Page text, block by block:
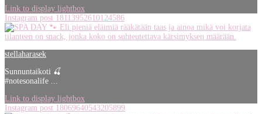
Link to display lightbox
Instagram post 18113952610124586
stellaharasek
Sunnuntaikoti 🍒
#notesonalife ...
Link to display lightbox
Instagram post 18069640543205899